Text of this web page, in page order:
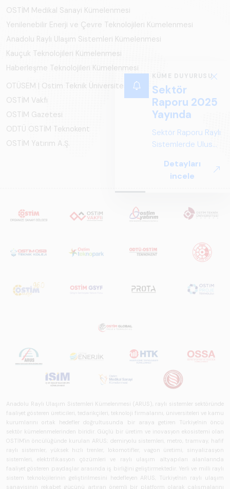
KÜME DUYURUSU
Sektör
Raporu 2025
Yayında
Sektör Raporu Raylı
Sistemlerde Ulusal
Perspektif ARUS
tarafından
ve Küresel
Türkiye ve dünya
genelindeki raylı
sektörünü teknoloji
biçimde ele alan
bir referans
çalışmasıdır.
Detayları
incele
OSTİM Medikal Sanayi Kümelenmesi
Yenilenebilir Enerji ve Çevre Teknolojileri Kümelenmesi
Anadolu Raylı Ulaşım Sistemleri Kümelenmesi
Kauçuk Teknolojileri Kümelenmesi
Haberleşme Teknolojileri Kümelenmesi
OTÜSEM | Ostim Teknik Üniversitesi
OSTİM Vakfı
OSTİM Gazetesi
ODTÜ OSTİM Teknokent
OSTİM Yatırım A.Ş.
Anadolu Raylı Ulaşım Sistemleri Kümelenmesi (ARUS), raylı sistemler sektöründe
faaliyet gösteren üreticileri, tedarikçileri, teknoloji firmalarını, üniversiteleri ve kamu
kurumlarını ortak hedefler doğrultusunda bir araya getiren Türkiye'nin öncü
sektör kümelenmelerinden biridir. Güçlü bir üretim ve inovasyon ekosistemi olan
OSTİM'in öncülüğünde kurulan ARUS; demiryolu sistemleri, metro, tramvay, hafif
raylı sistemler, yüksek hızlı trenler, lokomotifler, vagon üretimi, sinyalizasyon
sistemleri, elektrifikasyon çözümleri ve raylı ulaşım altyapıları alanlarında
faaliyet gösteren paydaşlar arasında iş birliğini geliştirmektedir. Yerli ve milli raylı
sistem teknolojilerinin geliştirilmesini hedefleyen ARUS, Türkiye'nin raylı ulaşım
sanayisinin rekabet gücünü artıran önemli bir platform olarak çalışmalarını